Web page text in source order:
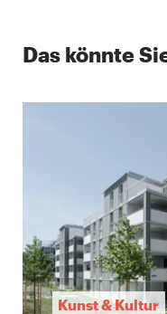
Das könnte
Kunst & Kultur